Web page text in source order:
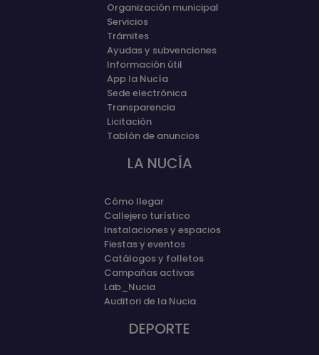
Organización municipal
Servicios
Trámites
Ayudas y subvenciones
Información útil
App la Nucía
Sede electrónica
Transparencia
Licitación
Tablón de anuncios
LA NUCÍA
Cómo llegar
Callejero turístico
Instalaciones y espacios
Fiestas y eventos
Catálogos y folletos
Campañas activas
Lab_Nucia
Auditori de la Nucia
DEPORTE